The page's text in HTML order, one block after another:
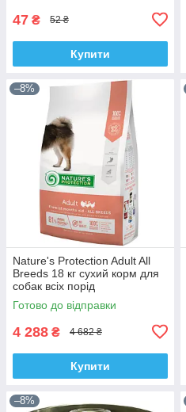
47 ₴ 52 ₴
Купити
–8%
Nature's Protection Adult All
Breeds 18 кг сухий корм для
собак всіх порід
Готово до відправки
4 288 ₴ 4 682 ₴
Купити
–8%